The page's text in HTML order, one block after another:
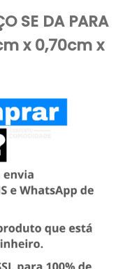
SE DA PARA
x 0,70cm x